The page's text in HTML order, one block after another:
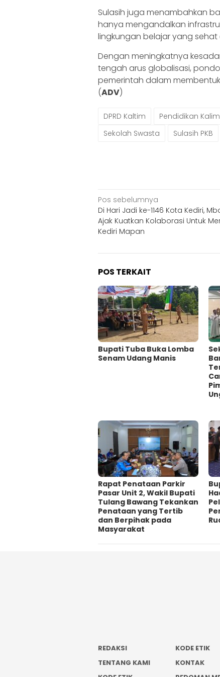
Sulasih juga menambahkan
hanya mengandalkan
lingkungan belajar yang sehat
Dengan meningkatnya
tengah arus globalisasi,
pemerintah dalam
(ADV)
DPRD Kaltim Pendidikan
Sekolah Swasta
Sulasih PKB
Navigasi
pos
Pos sebelumnya
Di Hari Jadi ke-1146 Kota Kediri,
Ajak Kuatkan Kolaborasi Untuk
Kediri Mapan
POS TERKAIT
Bupati Tuba Buka Lomba
Senam Udang Manis
Rapat Penataan Parkir
Pasar Unit 2, Wakil Bupati
Tulang Bawang Tekankan
Penataan yang Tertib
dan Berpihak pada
Masyarakat
REDAKSI KODE ETIK
TENTANG KAMI
KONTAK